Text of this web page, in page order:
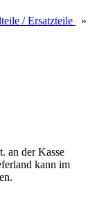
/ Ersatzteile
»
an der Kasse
kann im